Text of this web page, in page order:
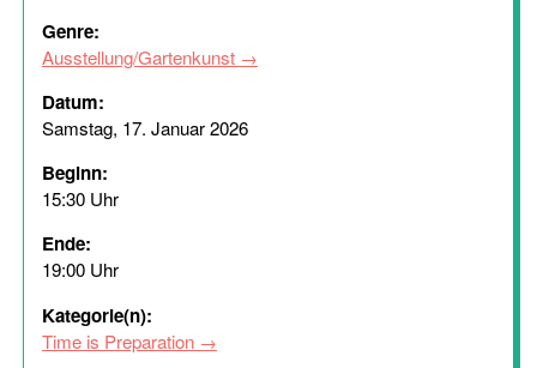
Genre:
Ausstellung/Gartenkunst
Datum:
Samstag, 17. Januar 2026
Beginn:
15:30 Uhr
Ende:
19:00 Uhr
Kategorie(n):
Time is Preparation